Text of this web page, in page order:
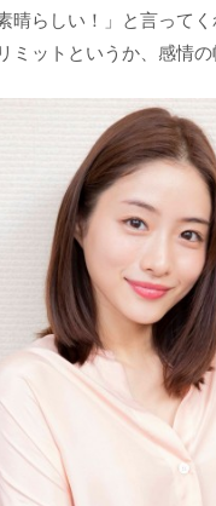
晴らしい！」と言って
ミットというか、感情の